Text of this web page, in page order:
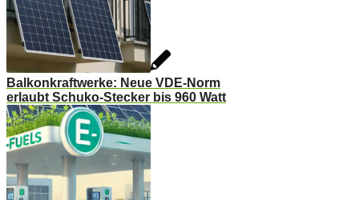
Balkonkraftwerke: Neue VDE-Norm
erlaubt Schuko-Stecker bis 960 Watt